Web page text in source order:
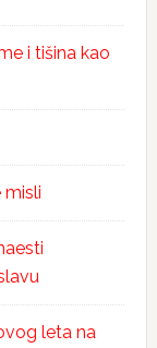
i tišina kao
misli
leta na